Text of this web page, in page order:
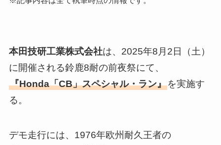
本田技研工業株式会社は、2025年8月2日（土）
に開催される鈴鹿8耐の前夜祭にて、
『Honda「CB」スペシャル・ラン』を実施す
る。
デモ走行には、1976年欧州耐久王者の